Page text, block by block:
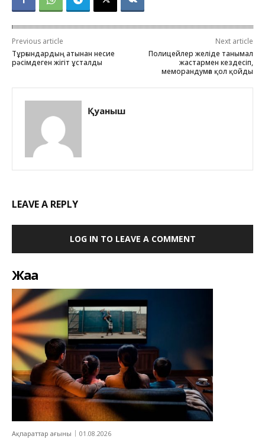
Previous article
Тұрғындардың атынан несие
рәсімдеген жігіт ұсталды
Next article
Полицейлер желіде танымал
жастармен кездесіп,
меморандумға қол қойды
Қуаныш
LEAVE A REPLY
LOG IN TO LEAVE A COMMENT
Жаңа
Ақпараттар ағыны 01.08.2026